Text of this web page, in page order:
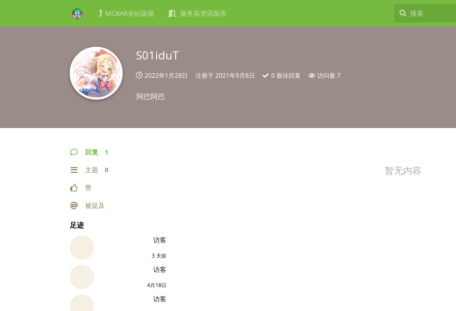
MCBAR全站版规 服务器资讯版块
S01iduT
2022年1月28日 注册于2021年9月8日 0最佳回复 访问量7
阿巴阿巴
回复 1
主题 0
赞
被提及
足迹
访客
3 天前
访客
4月18日
访客
暂无内容